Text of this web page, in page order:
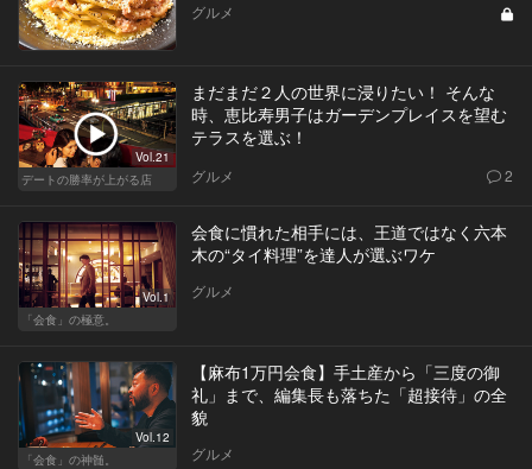
グルメ
Vol.21
デートの勝率が上がる店
まだまだ２人の世界に浸りたい！ そんな
時、恵比寿男子はガーデンプレイスを望む
テラスを選ぶ！
グルメ 2
Vol.1
「会食」の極意。
会食に慣れた相手には、王道ではなく六本
木の“タイ料理”を達人が選ぶワケ
グルメ
Vol.12
「会食」の神髄。
【麻布1万円会食】手土産から「三度の御
礼」まで、編集長も落ちた「超接待」の全
貌
グルメ